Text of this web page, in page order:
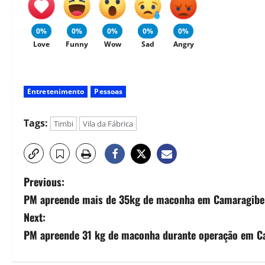
0%
Love
0%
Funny
0%
Wow
0%
Sad
0%
Angry
Entretenimento Pessoas
Tags: Timbi Vila da Fábrica
Previous:
PM apreende mais de 35kg de maconha em Camaragibe
Next:
PM apreende 31 kg de maconha durante operação em